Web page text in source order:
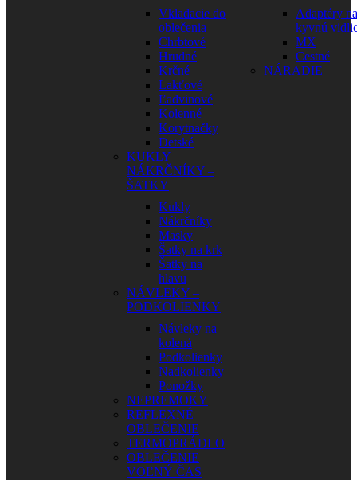
Vkladacie do
oblečenia
Chrbtové
Hrudné
Krčné
Lakťové
Ľadvinové
Kolenné
Korytnačky
Detské
KUKLY –
NÁKRČNÍKY –
ŠATKY
Kukly
Nákrčníky
Masky
Šatky na krk
Šatky na
hlavu
NÁVLEKY –
PODKOLIENKY
Návleky na
kolená
Podkolienky
Nadkolienky
Ponožky
NEPREMOKY
REFLEXNÉ
OBLEČENIE
TERMOPRÁDLO
OBLEČENIE
VOĽNÝ ČAS
Adaptéry na
kyvnú
MX
Cestné
NÁRADIE